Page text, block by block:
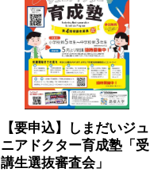
【要申込】しまだいジュ
ニアドクター育成塾「受
講生選抜審査会」